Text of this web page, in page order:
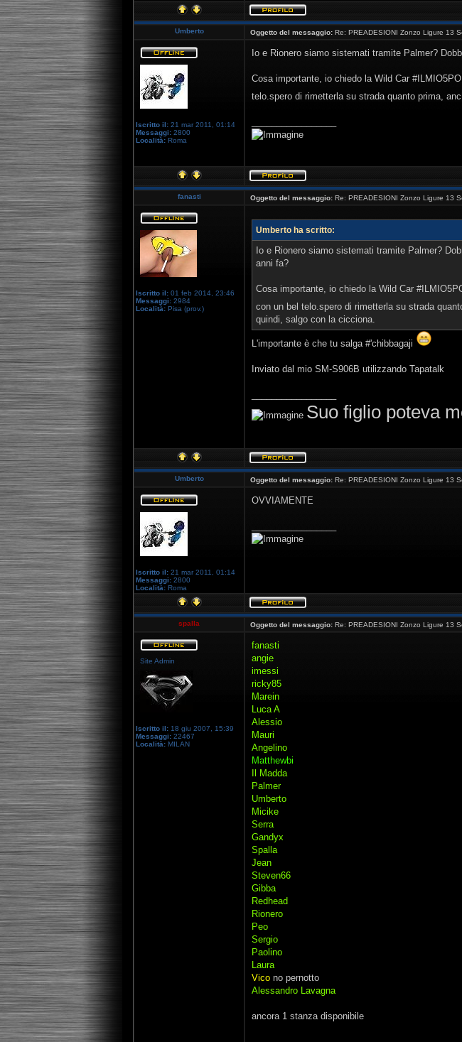
Umberto Oggetto del messaggio: Re: PREADESIONI Zonzo Ligure 13
Iscritto il: 21 mar 2011, 01:14
Messaggi: 2800
Località: Roma
Io e Rionero siamo sistemati tramite Palmer?
Cosa importante, io chiedo la Wild Car
telo.spero di rimetterla su strada quanto prima,
fanasti Oggetto del messaggio: Re: PREADESIONI Zonzo Ligure 13
Iscritto il: 01 feb 2014, 23:46
Messaggi: 2984
Località: Pisa (prov.)
Umberto ha scritto:
Io e Rionero siamo sistemati tramite Palmer?
anni fa?
Cosa importante, io chiedo la Wild Car
con un bel telo.spero di rimetterla su strada
quindi, salgo con la cicciona.
L'importante è che tu salga #'chibbagaji
Inviato dal mio SM-S906B utilizzando Tapatalk
Suo figlio poteva
Umberto Oggetto del messaggio: Re: PREADESIONI Zonzo Ligure 13
Iscritto il: 21 mar 2011, 01:14
Messaggi: 2800
Località: Roma
OVVIAMENTE
spalla Oggetto del messaggio: Re: PREADESIONI Zonzo Ligure 13
Site Admin
Iscritto il: 18 giu 2007, 15:39
Messaggi: 22467
Località: MILAN
fanasti
angie
imessi
ricky85
Marein
Luca A
Alessio
Mauri
Angelino
Matthewbi
Il Madda
Palmer
Umberto
Micike
Serra
Gandyx
Spalla
Jean
Steven66
Gibba
Redhead
Rionero
Peo
Sergio
Paolino
Laura
Vico no pernotto
Alessandro Lavagna
ancora 1 stanza disponibile